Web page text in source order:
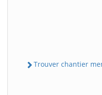
Trouver chantier